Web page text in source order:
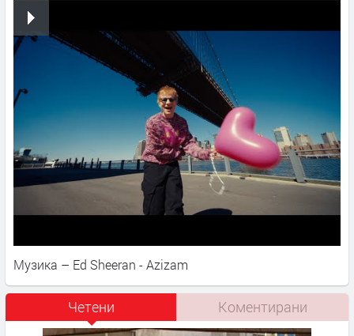
Музика – Ed Sheeran - Azizam
Четени Коментирани